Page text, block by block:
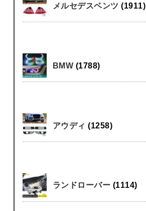
メルセデスベンツ(1911)
BMW (1788)
アウディ(1258)
ランドローバー (1114)